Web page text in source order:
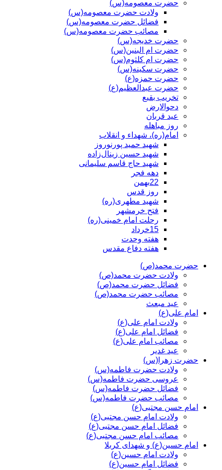
حضرت معصومه(س)
ولادت حضرت معصومه(س)
فضائل حضرت معصومه(س)
مصائب حضرت معصومه(س)
حضرت خدیجه(س)
حضرت ام البنین(س)
حضرت ام کلثوم(س)
حضرت سکینه(س)
حضرت حمزه(ع)
حضرت عبدالعظیم(ع)
تخریب بقیع
دحوالارض
عید قربان
روز مباهله
امام(ره)، شهداء و انقلاب
شهید حمید پورنوروز
شهید حسین زینال‌زاده
شهید حاج قاسم سلیمانی
دهه فجر
22بهمن
روز قدس
شهید مطهری(ره)
فتح خرمشهر
رحلت امام خمینی(ره)
15خرداد
هفته وحدت
هفته دفاع مقدس
حضرت محمد(ص)
ولادت حضرت محمد(ص)
فضائل حضرت محمد(ص)
مصائب حضرت محمد(ص)
عید مبعث
امام علی(ع)
ولادت امام علی(ع)
فضائل امام علی(ع)
مصائب امام علی(ع)
عید غدیر
حضرت زهرا(س)
ولادت حضرت فاطمه(س)
عروسی حضرت فاطمه(س)
فضائل حضرت فاطمه(س)
مصائب حضرت فاطمه(س)
امام حسن مجتبی(ع)
ولادت امام حسن مجتبی(ع)
فضائل امام حسن مجتبی(ع)
مصائب امام حسن مجتبی(ع)
امام حسین(ع) و شهدای کربلا
ولادت امام حسین(ع)
فضائل امام حسین(ع)